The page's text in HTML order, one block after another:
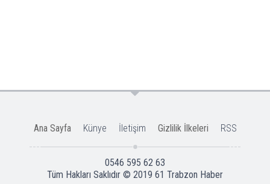
Ana Sayfa Künye İletişim Gizlilik İlkeleri RSS
0546 595 62 63
Tüm Hakları Saklıdır © 2019 61 Trabzon Haber